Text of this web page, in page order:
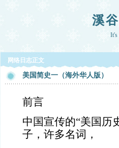
溪
It's
网络日志正文
美国简史一（海外华人版）
前言
中国宣传的“美国历
子，许多名词，